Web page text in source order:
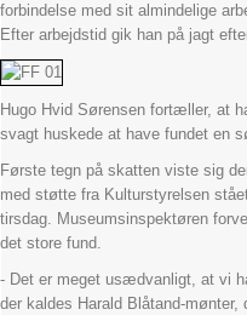
forbindelse med sit almindelige
Efter arbejdstid gik han på jagt
Hugo Hvid Sørensen fortæller, at
svagt huskede at have fundet en
Første tegn på skatten viste sig
med støtte fra Kulturstyrelsen
tirsdag. Museumsinspektøren
det store fund.
- Det er meget usædvanligt, at vi
der kaldes Harald Blåtand-